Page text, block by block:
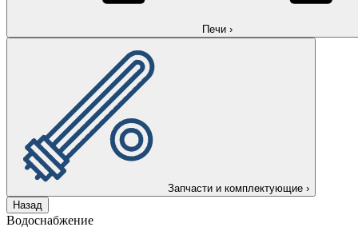
Печи ›
Запчасти и комплектующие ›
Назад
Водоснабжение